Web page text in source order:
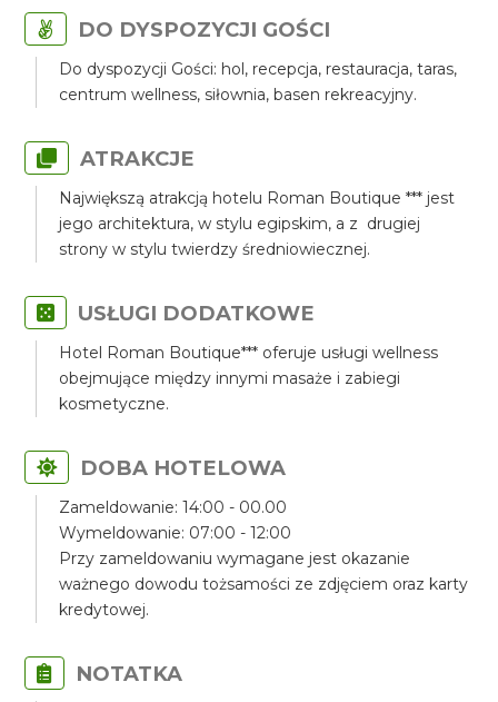
DO DYSPOZYCJI GOŚCI
Do dyspozycji Gości: hol, recepcja, restauracja, taras,
centrum wellness, siłownia, basen rekreacyjny.
ATRAKCJE
Największą atrakcją hotelu Roman Boutique *** jest
jego architektura, w stylu egipskim, a z drugiej
strony w stylu twierdzy średniowiecznej.
USŁUGI DODATKOWE
Hotel Roman Boutique*** oferuje usługi wellness
obejmujące między innymi masaże i zabiegi
kosmetyczne.
DOBA HOTELOWA
Zameldowanie: 14:00 - 00.00
Wymeldowanie: 07:00 - 12:00
Przy zameldowaniu wymagane jest okazanie
ważnego dowodu tożsamości ze zdjęciem oraz karty
kredytowej.
NOTATKA